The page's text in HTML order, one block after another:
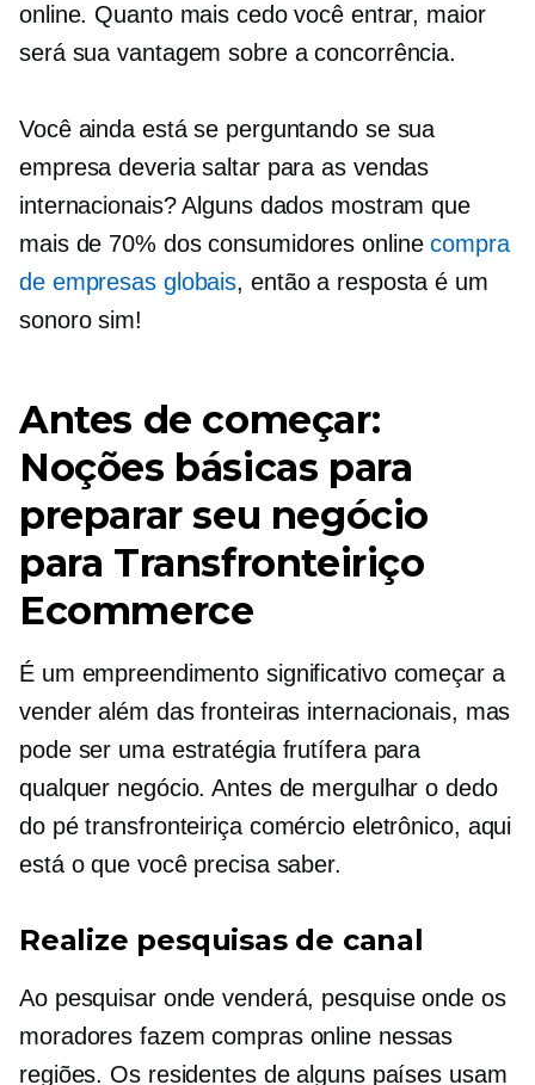
online. Quanto mais cedo você entrar, maior
será sua vantagem sobre a concorrência.
Você ainda está se perguntando se sua
empresa deveria saltar para as vendas
internacionais? Alguns dados mostram que
mais de 70% dos consumidores onlinecompra
de empresas globais, então a resposta é um
sonoro sim!
Antes de começar:
Noções básicas para
preparar seu negócio
para Transfronteiriço
Ecommerce
É um empreendimento significativo começar a
vender além das fronteiras internacionais, mas
pode ser uma estratégia frutífera para
qualquer negócio. Antes de mergulhar o dedo
do pétransfronteiriçacomércio eletrônico, aqui
está o que você precisa saber.
Realize pesquisas de canal
Ao pesquisar onde venderá, pesquise onde os
moradores fazem compras online nessas
regiões. Os residentes de alguns países usam